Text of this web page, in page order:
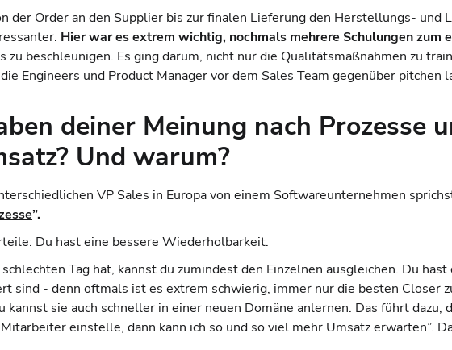
der Order an den Supplier bis zur finalen Lieferung den Herstellungs- und
Hier war es extrem wichtig, nochmals mehrere Schulungen zum
beschleunigen. Es ging darum, nicht nur die Qualitätsmaßnahmen zu
Engineers und Product Manager vor dem Sales Team gegenüber pitchen
deiner Meinung nach Prozesse
Und warum?
VP Sales in Europa von einem Softwareunternehmen
”.
Du hast eine bessere Wiederholbarkeit.
Tag hat, kannst du zumindest den Einzelnen ausgleichen. Du
sind - denn oftmals ist es extrem schwierig, immer nur die besten Closer
kannst sie auch schneller in einer neuen Domäne anlernen. Das führt
einstelle, dann kann ich so und so viel mehr Umsatz erwarten”.